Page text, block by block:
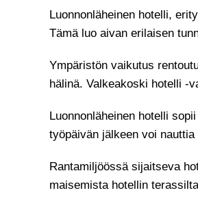
Luonnonläheinen hotelli,
Tämä luo aivan erilaisen
Ympäristön vaikutus
hälinä. Valkeakoski hotelli -
Luonnonläheinen hotelli
työpäivän jälkeen voi
Rantamiljöössä sijaitseva
maisemista hotellin